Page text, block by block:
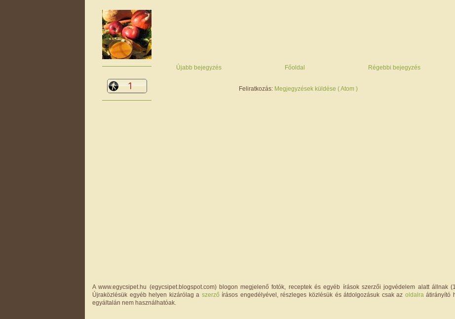
Újabb bejegyzés Régebbi bejegyzés
Főoldal
Feliratkozás: Megjegyzések küldése ( Atom )
A www.egycsipet.hu (egycsipet.blogspot.com) blogon megjelenő fotók, receptek és egyéb írások szerzői jogvédelem alatt állnak
Újraközlésük egyéb helyen kizárólag a szerző írásos engedélyével, részleges közlésük és átdolgozásuk csak az oldalraátirányító
egyáltalán nem használhatóak.